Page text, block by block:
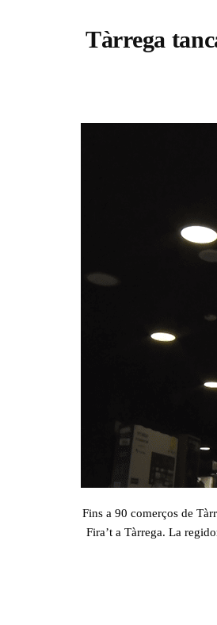
Tàrrega
Fins a 90 comerços de
Fira’t a Tàrrega. La